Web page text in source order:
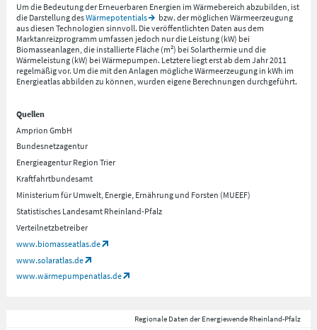
Um die Bedeutung der Erneuerbaren Energien im Wärmebereich abzubilden, ist
die Darstellung desWärmepotentials
bzw. der möglichen Wärmeerzeugung
aus diesen Technologien sinnvoll. Die veröffentlichten Daten aus dem
Marktanreizprogramm umfassen jedoch nur die Leistung (kW) bei
Biomasseanlagen, die installierte Fläche (m²) bei Solarthermie und die
Wärmeleistung (kW) bei Wärmepumpen. Letztere liegt erst ab dem Jahr 2011
regelmäßig vor. Um die mit den Anlagen mögliche Wärmeerzeugung in kWh im
Energieatlas abbilden zu können, wurden eigene Berechnungen durchgeführt.
Quellen
Amprion GmbH
Bundesnetzagentur
Energieagentur Region Trier
Kraftfahrtbundesamt
Ministerium für Umwelt, Energie, Ernährung und Forsten (MUEEF)
Statistisches Landesamt Rheinland-Pfalz
Verteilnetzbetreiber
www.biomasseatlas.de
www.solaratlas.de
www.wärmepumpenatlas.de
Regionale Daten der Energiewende Rheinland-Pfalz